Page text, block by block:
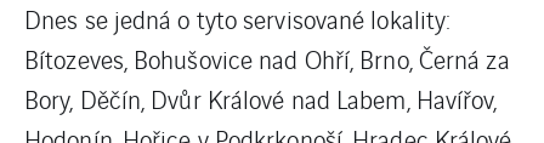
Dnes se jedná o tyto servisované lokality:
Bítozeves, Bohušovice nad Ohří, Brno, Černá za
Bory, Děčín, Dvůr Králové nad Labem, Havířov,